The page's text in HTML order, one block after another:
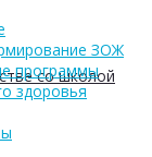
со школой
ЗОЖ
программы
здоровья